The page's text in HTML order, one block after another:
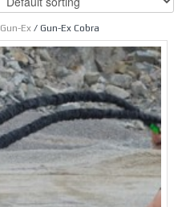
Gun-Ex / Gun-Ex Cobra